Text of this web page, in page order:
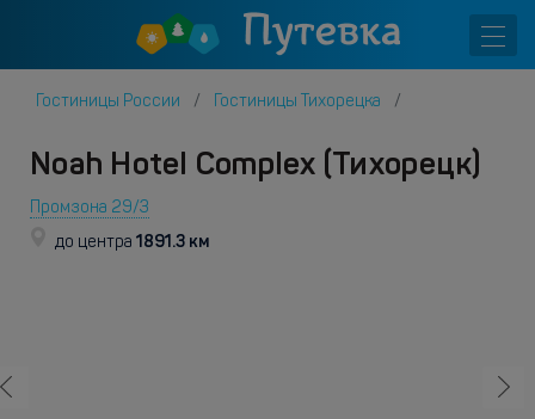
Гостиницы России Гостиницы Тихорецка
Noah Hotel Complex (Тихорецк)
Промзона 29/3
до центра 1891.3 км